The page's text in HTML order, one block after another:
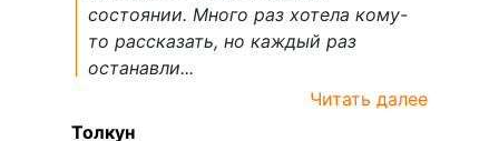
состоянии. Много раз хотела кому-
то рассказать, но каждый раз
останавли...
Читать далее
Толкун